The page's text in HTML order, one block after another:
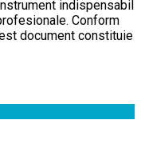
indispensabil
Conform
document constituie